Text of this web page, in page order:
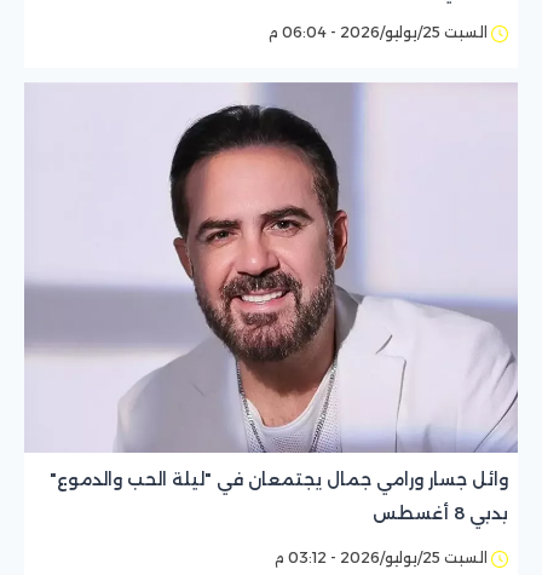
السبت 25/يوليو/2026 - 06:04 م
وائل جسار ورامي جمال يجتمعان في "ليلة الحب والدموع"
بدبي 8 أغسطس
السبت 25/يوليو/2026 - 03:12 م